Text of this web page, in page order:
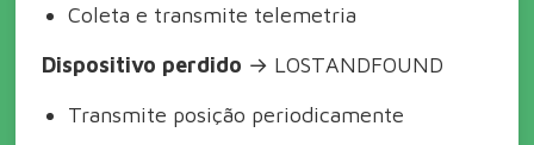
Coleta e transmite telemetria
Dispositivo perdido → LOSTANDFOUND
Transmite posição periodicamente